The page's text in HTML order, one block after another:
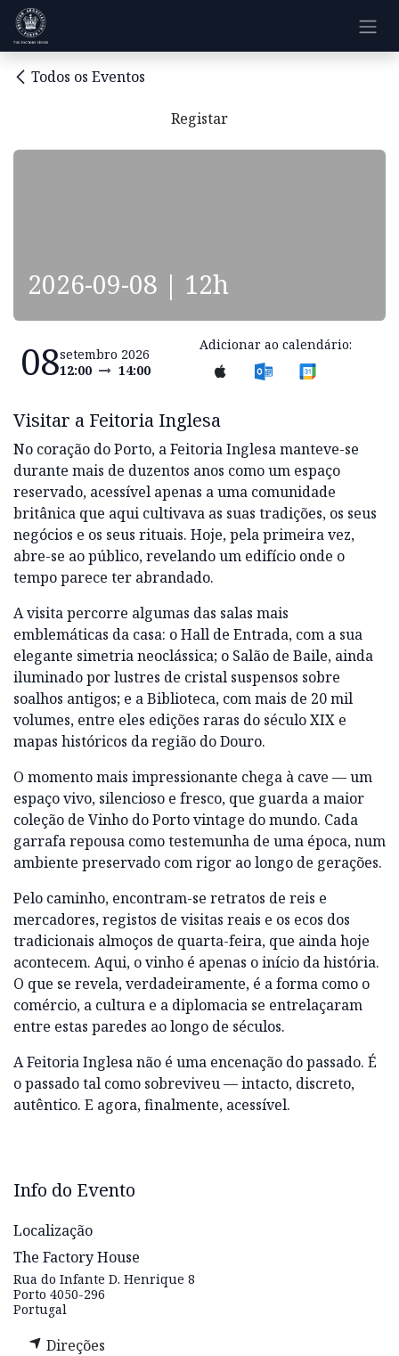
Pular para o conteúdo
Todos os Eventos
Registar
2026-09-08 | 12h
08setembro 2026
12:00
14:00
Adicionar ao calendário:
Visitar a Feitoria Inglesa
No coração do Porto, a Feitoria Inglesa manteve-se
durante mais de duzentos anos como um espaço
reservado, acessível apenas a uma comunidade
britânica que aqui cultivava as suas tradições, os seus
negócios e os seus rituais. Hoje, pela primeira vez,
abre-se ao público, revelando um edifício onde o
tempo parece ter abrandado.
A visita percorre algumas das salas mais
emblemáticas da casa: o Hall de Entrada, com a sua
elegante simetria neoclássica; o Salão de Baile, ainda
iluminado por lustres de cristal suspensos sobre
soalhos antigos; e a Biblioteca, com mais de 20 mil
volumes, entre eles edições raras do século XIX e
mapas históricos da região do Douro.
O momento mais impressionante chega à cave — um
espaço vivo, silencioso e fresco, que guarda a maior
coleção de Vinho do Porto vintage do mundo. Cada
garrafa repousa como testemunha de uma época, num
ambiente preservado com rigor ao longo de gerações.
Pelo caminho, encontram-se retratos de reis e
mercadores, registos de visitas reais e os ecos dos
tradicionais almoços de quarta-feira, que ainda hoje
acontecem. Aqui, o vinho é apenas o início da história.
O que se revela, verdadeiramente, é a forma como o
comércio, a cultura e a diplomacia se entrelaçaram
entre estas paredes ao longo de séculos.
A Feitoria Inglesa não é uma encenação do passado. É
o passado tal como sobreviveu — intacto, discreto,
autêntico. E agora, finalmente, acessível.
Info do Evento
Localização
The Factory House
Rua do Infante D. Henrique 8
Porto 4050-296
Portugal
Direções